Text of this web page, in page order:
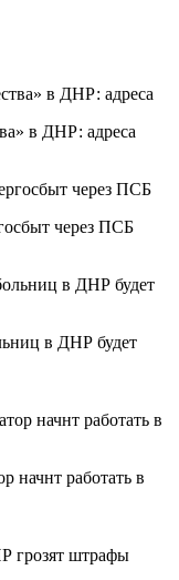
в ДНР: адреса
через ПСБ
в ДНР будет
начнт работать в